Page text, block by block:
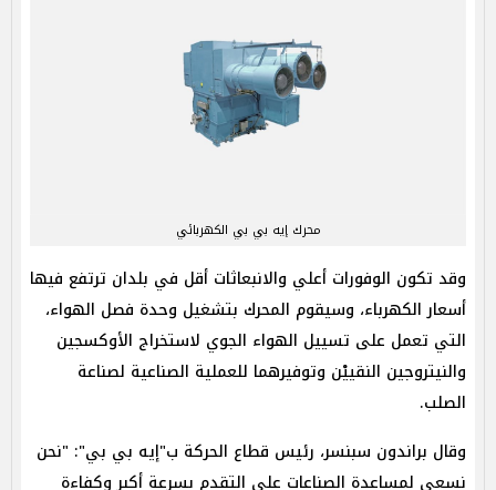
محرك إيه بي بي الكهربائي
وقد تكون الوفورات أعلي والانبعاثات أقل في بلدان ترتفع فيها
أسعار الكهرباء، وسيقوم المحرك بتشغيل وحدة فصل الهواء،
التي تعمل على تسييل الهواء الجوي لاستخراج الأوكسجين
والنيتروجين النقييْن وتوفيرهما للعملية الصناعية لصناعة
الصلب.
وقال براندون سبنسر، رئيس قطاع الحركة ب"إيه بي بي": "نحن
نسعى لمساعدة الصناعات على التقدم بسرعة أكبر وكفاءة